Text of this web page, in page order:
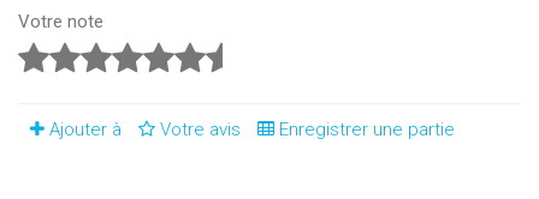
Votre note
Ajouter à Votre avis Enregistrer une partie